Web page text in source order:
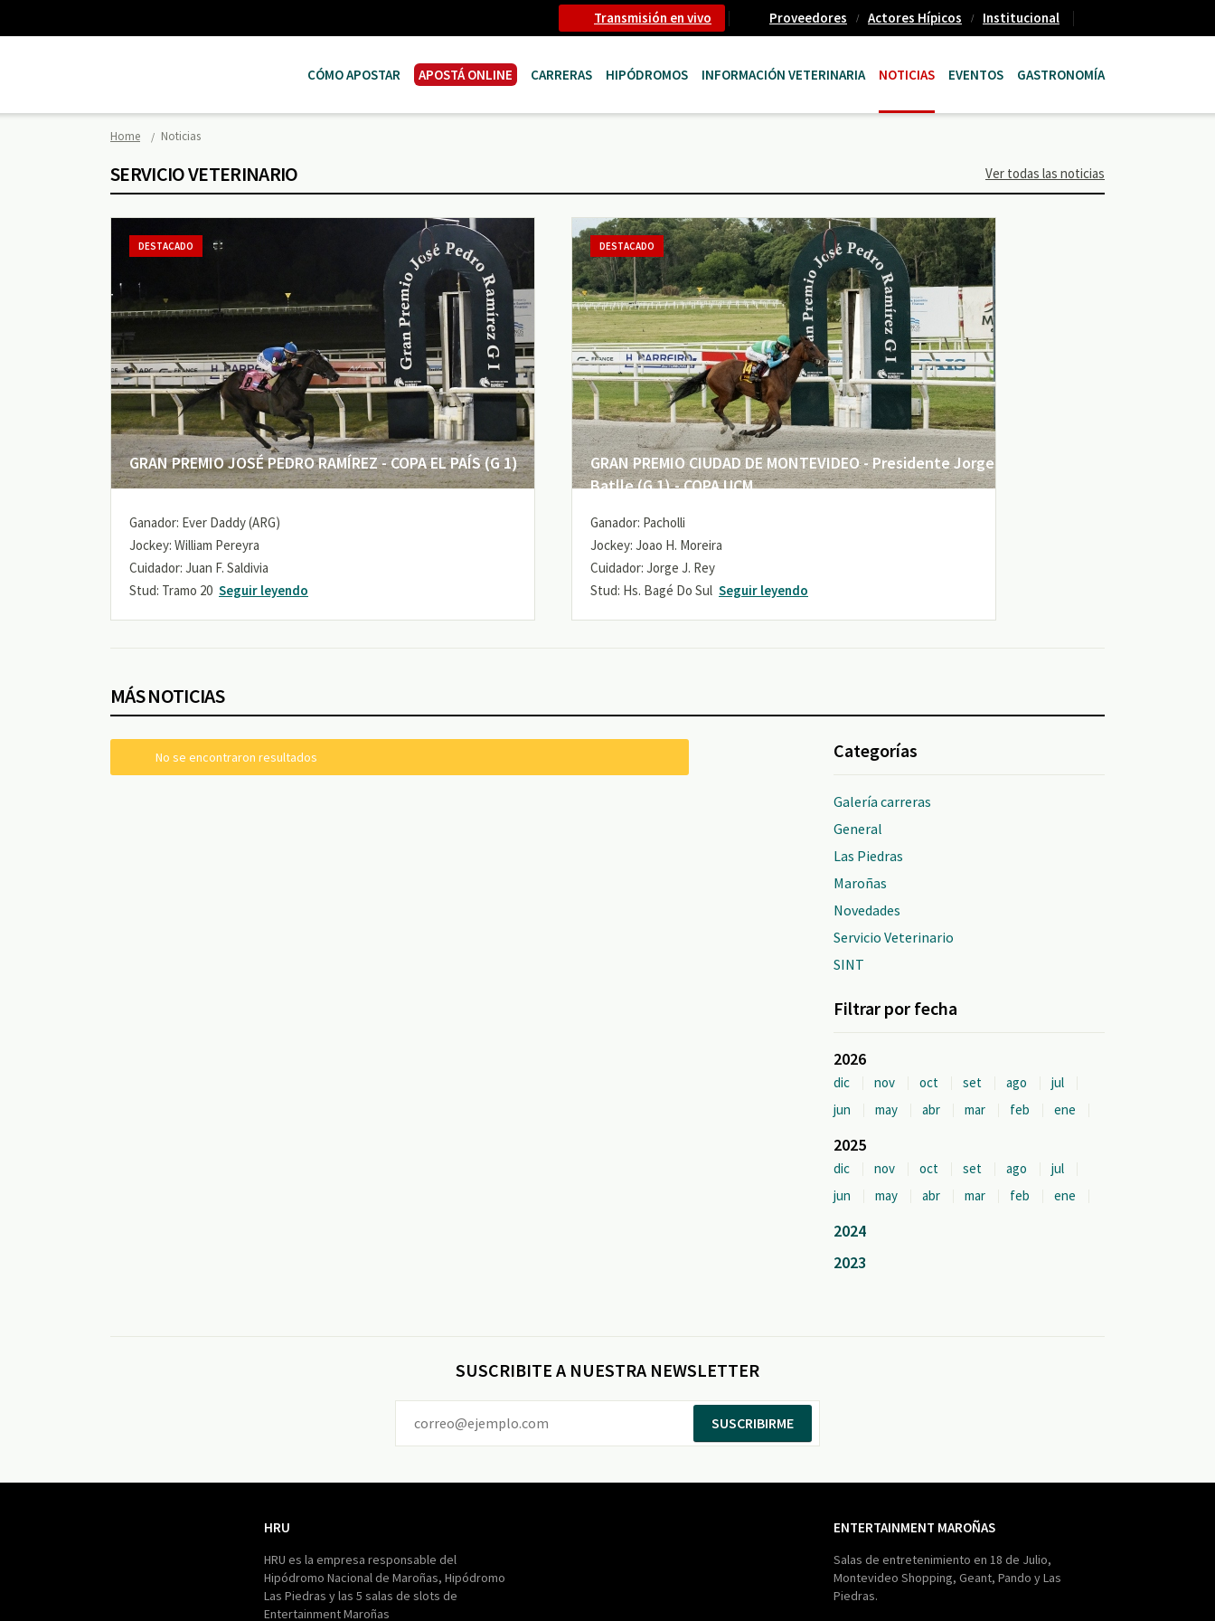
Transmisión en vivo Proveedores Actores Hípicos Institucional
CÓMO APOSTAR APOSTÁ ONLINE CARRERAS HIPÓDROMOS INFORMACIÓN VETERINARIA NOTICIAS EVENTOS GASTRONOMÍA
Home Noticias
SERVICIO VETERINARIO Ver todas las noticias
GRAN PREMIO JOSÉ PEDRO RAMÍREZ - COPA EL PAÍS (G 1)
DESTACADO
Ganador: Ever Daddy (ARG)
Jockey: William Pereyra
Cuidador: Juan F. Saldivia
Stud: Tramo 20 Seguir leyendo
GRAN PREMIO CIUDAD DE MONTEVIDEO - Presidente Jorge
Batlle (G 1) - COPA UCM
DESTACADO
Ganador: Pacholli
Jockey: Joao H. Moreira
Cuidador: Jorge J. Rey
Stud: Hs. Bagé Do Sul Seguir leyendo
MÁS NOTICIAS
No se encontraron resultados Categorías
Galería carreras
General
Las Piedras
Maroñas
Novedades
Servicio Veterinario
SINT
Filtrar por fecha
2026
dic nov oct set ago
jul
jun
may abr mar feb ene
2025
dic nov oct set ago
jul
jun
may abr mar feb ene
2024
2023
SUSCRIBITE A NUESTRA NEWSLETTER
SUSCRIBIRME
HRU
HRU es la empresa responsable del
Hipódromo Nacional de Maroñas, Hipódromo
Las Piedras y las 5 salas de slots de
Entertainment Maroñas
ENTERTAINMENT MAROÑAS
Salas de entretenimiento en 18 de Julio,
Montevideo Shopping, Geant, Pando y Las
Piedras.